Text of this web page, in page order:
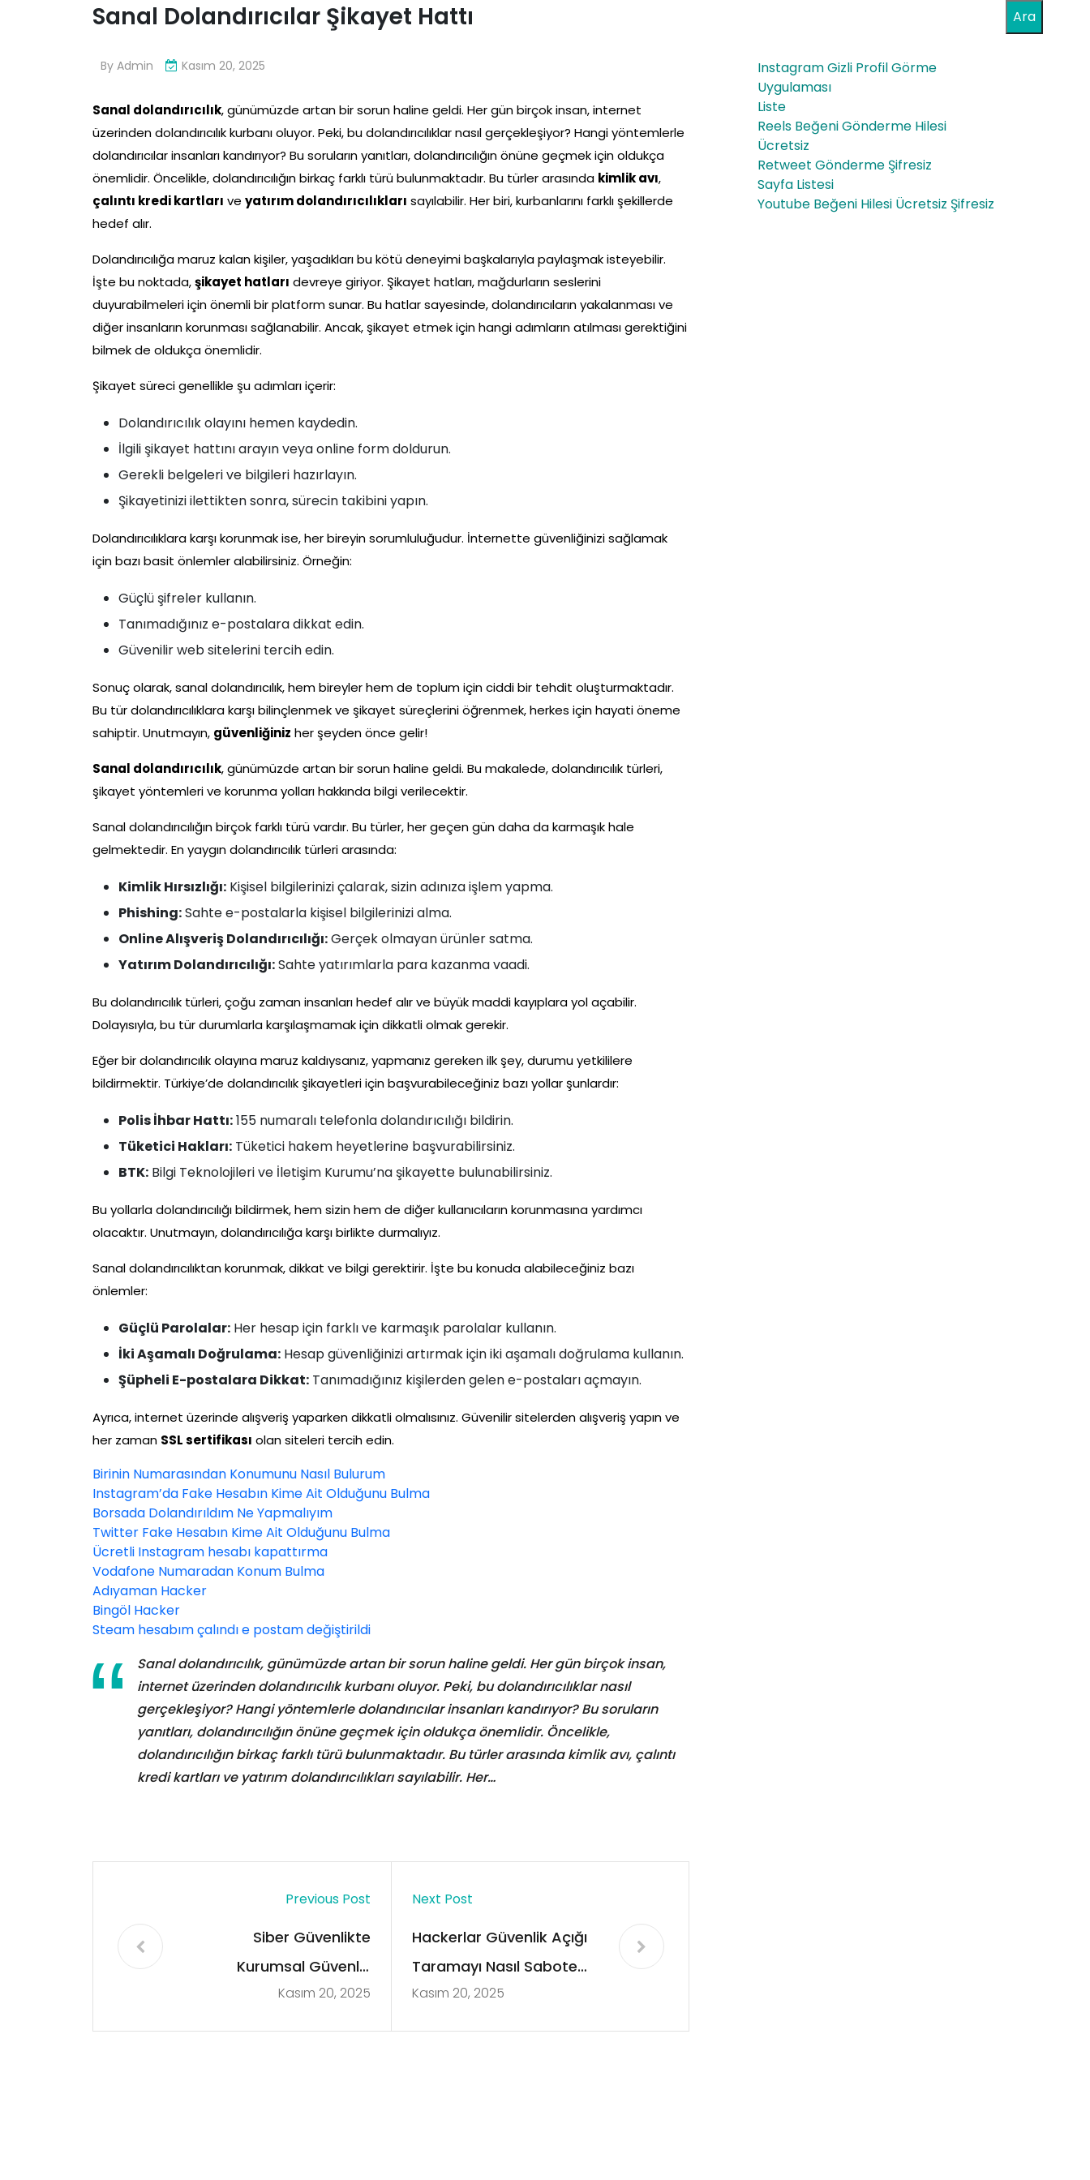
Sanal Dolandırıcılar Şikayet Hattı
By Admin Kasım 20, 2025
Sanal dolandırıcılık, günümüzde artan bir sorun haline geldi. Her gün birçok insan, internet
üzerinden dolandırıcılık kurbanı oluyor. Peki, bu dolandırıcılıklar nasıl gerçekleşiyor? Hangi yöntemlerle
dolandırıcılar insanları kandırıyor? Bu soruların yanıtları, dolandırıcılığın önüne geçmek için oldukça
önemlidir. Öncelikle, dolandırıcılığın birkaç farklı türü bulunmaktadır. Bu türler arasında kimlik avı,
çalıntı kredi kartları ve yatırım dolandırıcılıkları sayılabilir. Her biri, kurbanlarını farklı şekillerde
hedef alır.
Dolandırıcılığa maruz kalan kişiler, yaşadıkları bu kötü deneyimi başkalarıyla paylaşmak isteyebilir.
İşte bu noktada,şikayet hatları devreye giriyor. Şikayet hatları, mağdurların seslerini
duyurabilmeleri için önemli bir platform sunar. Bu hatlar sayesinde, dolandırıcıların yakalanması ve
diğer insanların korunması sağlanabilir. Ancak, şikayet etmek için hangi adımların atılması gerektiğini
bilmek de oldukça önemlidir.
Şikayet süreci genellikle şu adımları içerir:
Dolandırıcılık olayını hemen kaydedin.
İlgili şikayet hattını arayın veya online form doldurun.
Gerekli belgeleri ve bilgileri hazırlayın.
Şikayetinizi ilettikten sonra, sürecin takibini yapın.
Dolandırıcılıklara karşı korunmak ise, her bireyin sorumluluğudur. İnternette güvenliğinizi sağlamak
için bazı basit önlemler alabilirsiniz. Örneğin:
Güçlü şifreler kullanın.
Tanımadığınız e-postalara dikkat edin.
Güvenilir web sitelerini tercih edin.
Sonuç olarak, sanal dolandırıcılık, hem bireyler hem de toplum için ciddi bir tehdit oluşturmaktadır.
Bu tür dolandırıcılıklara karşı bilinçlenmek ve şikayet süreçlerini öğrenmek, herkes için hayati öneme
sahiptir. Unutmayın, güvenliğiniz her şeyden önce gelir!
Sanal dolandırıcılık, günümüzde artan bir sorun haline geldi. Bu makalede, dolandırıcılık türleri,
şikayet yöntemleri ve korunma yolları hakkında bilgi verilecektir.
Sanal dolandırıcılığın birçok farklı türü vardır. Bu türler, her geçen gün daha da karmaşık hale
gelmektedir. En yaygın dolandırıcılık türleri arasında:
Kimlik Hırsızlığı: Kişisel bilgilerinizi çalarak, sizin adınıza işlem yapma.
Phishing:Sahte e-postalarla kişisel bilgilerinizi alma.
Online Alışveriş Dolandırıcılığı:Gerçek olmayan ürünler satma.
Yatırım Dolandırıcılığı:Sahte yatırımlarla para kazanma vaadi.
Bu dolandırıcılık türleri, çoğu zaman insanları hedef alır ve büyük maddi kayıplara yol açabilir.
Dolayısıyla, bu tür durumlarla karşılaşmamak için dikkatli olmak gerekir.
Eğer bir dolandırıcılık olayına maruz kaldıysanız, yapmanız gereken ilk şey, durumu yetkililere
bildirmektir. Türkiye’de dolandırıcılık şikayetleri için başvurabileceğiniz bazı yollar şunlardır:
Polis İhbar Hattı:155 numaralı telefonla dolandırıcılığı bildirin.
Tüketici Hakları: Tüketici hakem heyetlerine başvurabilirsiniz.
BTK: Bilgi Teknolojileri ve İletişim Kurumu’na şikayette bulunabilirsiniz.
Bu yollarla dolandırıcılığı bildirmek, hem sizin hem de diğer kullanıcıların korunmasına yardımcı
olacaktır. Unutmayın, dolandırıcılığa karşı birlikte durmalıyız.
Sanal dolandırıcılıktan korunmak, dikkat ve bilgi gerektirir. İşte bu konuda alabileceğiniz bazı
önlemler:
Güçlü Parolalar: Her hesap için farklı ve karmaşık parolalar kullanın.
İki Aşamalı Doğrulama: Hesap güvenliğinizi artırmak için iki aşamalı doğrulama kullanın.
Şüpheli E-postalara Dikkat: Tanımadığınız kişilerden gelen e-postaları açmayın.
Ayrıca, internet üzerinde alışveriş yaparken dikkatli olmalısınız. Güvenilir sitelerden alışveriş yapın ve
her zaman SSL sertifikası olan siteleri tercih edin.
Birinin Numarasından Konumunu Nasıl Bulurum
Instagram’da Fake Hesabın Kime Ait Olduğunu Bulma
Borsada Dolandırıldım Ne Yapmalıyım
Twitter Fake Hesabın Kime Ait Olduğunu Bulma
Ücretli Instagram hesabı kapattırma
Vodafone Numaradan Konum Bulma
Adıyaman Hacker
Bingöl Hacker
Steam hesabım çalındı e postam değiştirildi
Sanal dolandırıcılık, günümüzde artan bir sorun haline geldi. Her gün birçok insan,
internet üzerinden dolandırıcılık kurbanı oluyor. Peki, bu dolandırıcılıklar nasıl
gerçekleşiyor? Hangi yöntemlerle dolandırıcılar insanları kandırıyor? Bu soruların
yanıtları, dolandırıcılığın önüne geçmek için oldukça önemlidir. Öncelikle,
dolandırıcılığın birkaç farklı türü bulunmaktadır. Bu türler arasında kimlik avı, çalıntı
kredi kartları ve yatırım dolandırıcılıkları sayılabilir. Her…
Previous Post
Siber Güvenlikte
Kurumsal Güvenlik
Denetim Programı
Kasım 20, 2025
Next Post
Hackerlar Güvenlik Açığı
Taramayı Nasıl Sabote
Eder
Kasım 20, 2025
Ara
Instagram Gizli Profil Görme
Uygulaması
Liste
Reels Beğeni Gönderme Hilesi
Ücretsiz
Retweet Gönderme Şifresiz
Sayfa Listesi
Youtube Beğeni Hilesi Ücretsiz Şifresiz